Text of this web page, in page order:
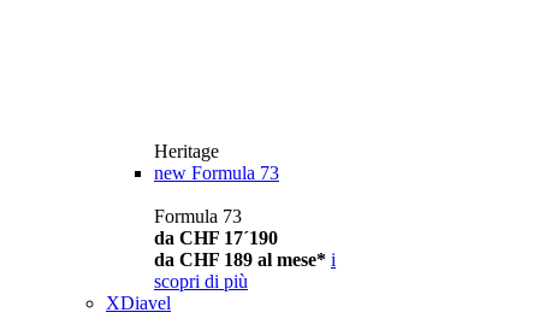
Heritage
new Formula 73
Formula 73
da CHF 17´190
da CHF 189 al mese* i
scopri di più
XDiavel